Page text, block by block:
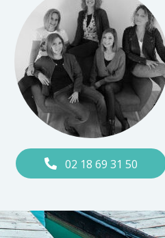
02 18 69 31 50